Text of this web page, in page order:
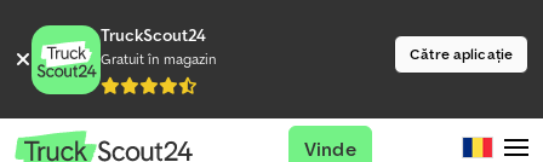
TruckScout24
Gratuit în magazin Către aplicație
Vinde